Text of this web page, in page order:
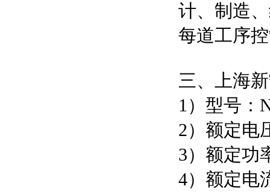
计、制造
每道工序
三、上海
1）型号：
2）额定电
3）额定功
4）额定电